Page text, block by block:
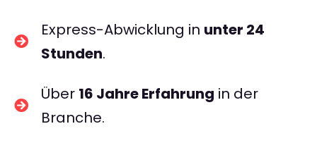
Express-Abwicklung in unter 24
Stunden.
Über 16 Jahre Erfahrung in der
Branche.